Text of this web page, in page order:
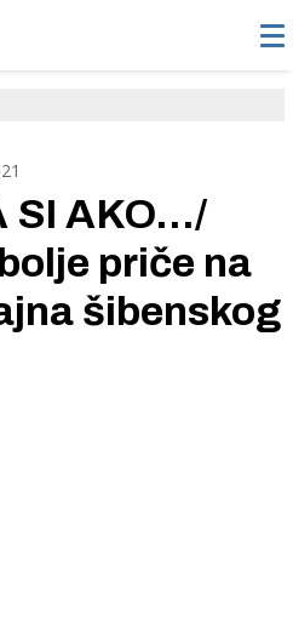
SI AKO.../
priče na
šibenskog